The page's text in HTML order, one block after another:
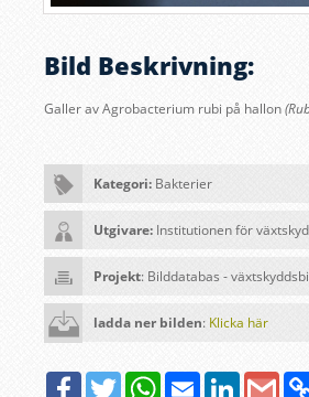
Bild Beskrivning:
Galler av Agrobacterium rubi på hallon
Kategori: Bakterier
Utgivare: Institutionen för
Projekt: Bilddatabas -
ladda ner bilden: Klicka här
FacebookTwitter WhatsAppEmail LinkedIn